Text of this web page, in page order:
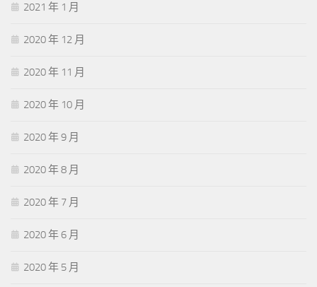
2021 年 1 月
2020 年 12 月
2020 年 11 月
2020 年 10 月
2020 年 9 月
2020 年 8 月
2020 年 7 月
2020 年 6 月
2020 年 5 月